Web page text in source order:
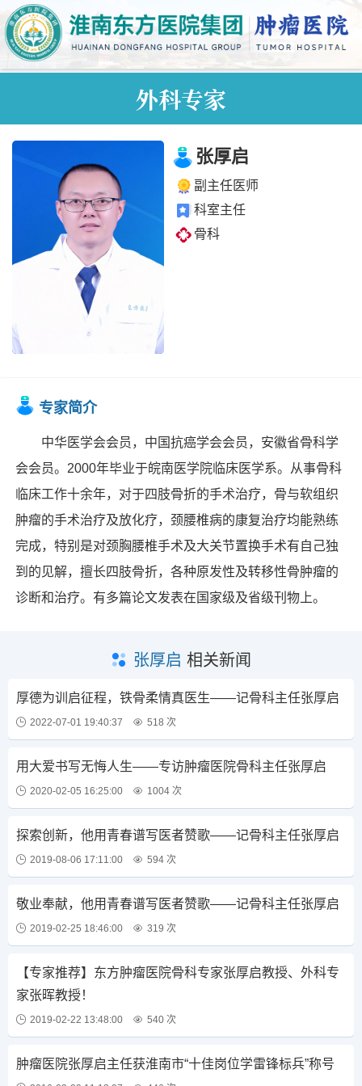
外科专家
张厚启
副主任医师
科室主任
骨科
专家简介
中华医学会会员，中国抗癌学会会员，安徽省骨科学
会会员。2000年毕业于皖南医学院临床医学系。从事骨科
临床工作十余年，对于四肢骨折的手术治疗，骨与软组织
肿瘤的手术治疗及放化疗，颈腰椎病的康复治疗均能熟练
完成，特别是对颈胸腰椎手术及大关节置换手术有自己独
到的见解，擅长四肢骨折，各种原发性及转移性骨肿瘤的
诊断和治疗。有多篇论文发表在国家级及省级刊物上。
张厚启 相关新闻
厚德为训启征程，铁骨柔情真医生——记骨科主任张厚启
2022-07-01 19:40:37 518 次
用大爱书写无悔人生——专访肿瘤医院骨科主任张厚启
2020-02-05 16:25:00 1004 次
探索创新，他用青春谱写医者赞歌——记骨科主任张厚启
2019-08-06 17:11:00 594 次
敬业奉献，他用青春谱写医者赞歌——记骨科主任张厚启
2019-02-25 18:46:00 319 次
【专家推荐】东方肿瘤医院骨科专家张厚启教授、外科专
家张晖教授！
2019-02-22 13:48:00 540 次
肿瘤医院张厚启主任获淮南市“十佳岗位学雷锋标兵”称号